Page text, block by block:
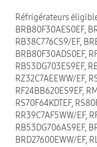
Réfrigérateurs
BRB80F30AES0EF,
RB38C776CS9/EF,
BRB80F30ADS0EF,
RB53DG703ES9EF,
RZ32C7AEEWW/EF,
RF24BB620ES9EF,
RS70F64KDTEF,
RR39C7AF5WW/EF,
RB53DG706AS9EF,
BRD27600EWW/EF,